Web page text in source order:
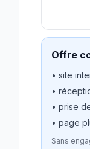
Offre
• site
•
• prise
• page
Sans